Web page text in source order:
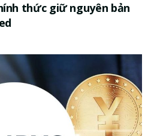
thức giữ nguyên bản